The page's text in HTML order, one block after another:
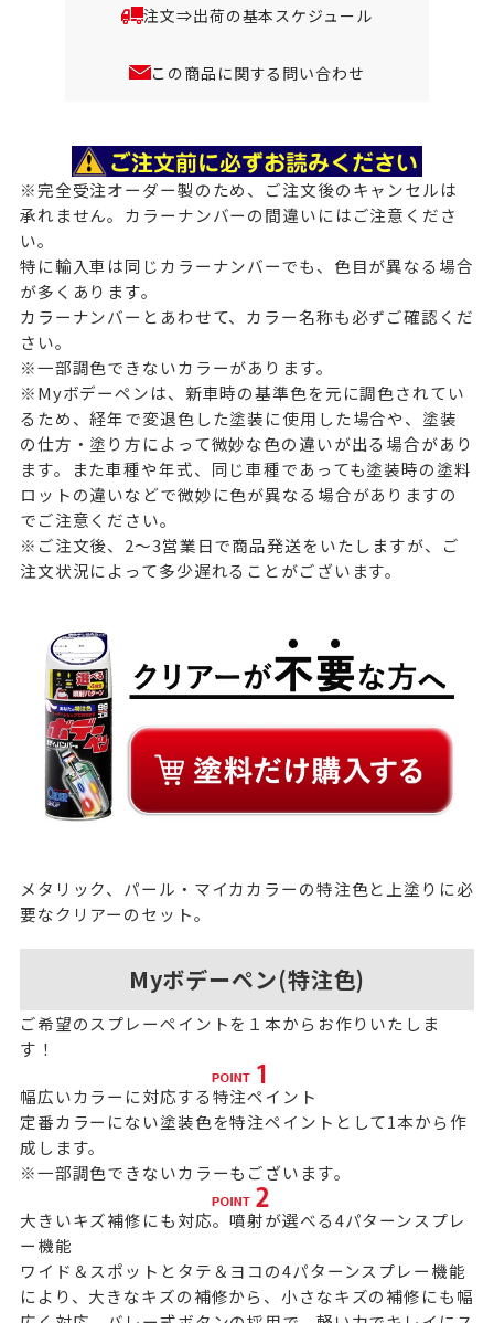
注文⇒出荷の基本スケジュール
この商品に関する問い合わせ
※完全受注オーダー製のため、ご注文後のキャンセルは
承れません。カラーナンバーの間違いにはご注意くださ
い。
特に輸入車は同じカラーナンバーでも、色目が異なる場合
が多くあります。
カラーナンバーとあわせて、カラー名称も必ずご確認くだ
さい。
※一部調色できないカラーがあります。
※Myボデーペンは、新車時の基準色を元に調色されてい
るため、経年で変退色した塗装に使用した場合や、塗装
の仕方・塗り方によって微妙な色の違いが出る場合があり
ます。また車種や年式、同じ車種であっても塗装時の塗料
ロットの違いなどで微妙に色が異なる場合がありますの
でご注意ください。
※ご注文後、2～3営業日で商品発送をいたしますが、ご
注文状況によって多少遅れることがございます。
メタリック、パール・マイカカラーの特注色と上塗りに必
要なクリアーのセット。
Myボデーペン(特注色)
ご希望のスプレーペイントを１本からお作りいたしま
す！
幅広いカラーに対応する特注ペイント
定番カラーにない塗装色を特注ペイントとして1本から作
成します。
※一部調色できないカラーもございます。
大きいキズ補修にも対応。噴射が選べる4パターンスプレ
ー機能
ワイド＆スポットとタテ＆ヨコの4パターンスプレー機能
により、大きなキズの補修から、小さなキズの補修にも幅